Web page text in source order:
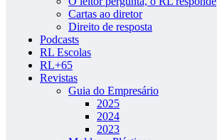
Cartas ao diretor
Direito de resposta
Podcasts
RL Escolas
RL+65
Revistas
Guia do Empresário
2025
2024
2023